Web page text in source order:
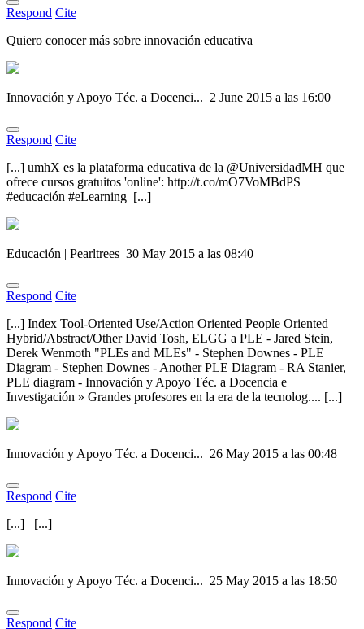
Respond Cite
Quiero conocer más sobre innovación educativa
Innovación y Apoyo Téc. a Docenci... 2 June 2015 a las 16:00
Respond Cite
[...] umhX es la plataforma educativa de la @UniversidadMH que
ofrece cursos gratuitos 'online': http://t.co/mO7VoMBdPS
#educación #eLearning [...]
Educación | Pearltrees 30 May 2015 a las 08:40
Respond Cite
[...] Index Tool-Oriented Use/Action Oriented People Oriented
Hybrid/Abstract/Other David Tosh, ELGG a PLE - Jared Stein,
Derek Wenmoth "PLEs and MLEs" - Stephen Downes - PLE
Diagram - Stephen Downes - Another PLE Diagram - RA Stanier,
PLE diagram - Innovación y Apoyo Téc. a Docencia e
Investigación » Grandes profesores en la era de la tecnolog.... [...]
Innovación y Apoyo Téc. a Docenci... 26 May 2015 a las 00:48
Respond Cite
[...] [...]
Innovación y Apoyo Téc. a Docenci... 25 May 2015 a las 18:50
Respond Cite